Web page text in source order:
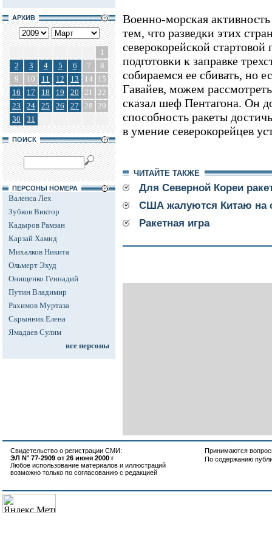
АРХИВ
1
2
3 4 5 6 7
8
9
10 11 12 13 14
15
16
17 18 19 20 21
22
23
24 25 26 27 28 29
30
31
ПОИСК
ПЕРСОНЫ НОМЕРА
Валенса Лех
Зубков Виктор
Кадыров Рамзан
Карзай Хамид
Михалков Никита
Ольмерт Эхуд
Онищенко Геннадий
Путин Владимир
Рахимов Муртаза
Скрынник Елена
Ямадаев Сулим
все персоны
Военно-морская
тем, что разведки этих
северокорейской
подготовки к заправке
собираемся ее сбивать, но
Гавайев, можем
сказал шеф Пентагона. Он
способность ракеты
в умение северокорейцев
ЧИТАЙТЕ ТАКЖЕ
Для Северной Кореи
США жалуются Китаю на
Ракетная игра
Свидетельство о регистрации СМИ:
ЭЛ N° 77-2909 от 26 июня 2000 г
Любое использование материалов и иллюстраций
возможно только по согласованию с редакцией
Принимаются
По содержанию